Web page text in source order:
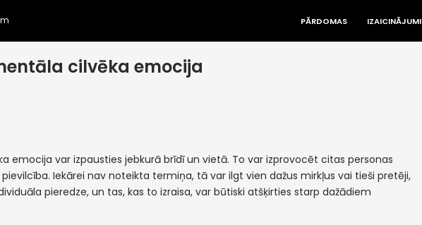
PĀRDOMAS IZAICINĀJUMI
cilvēka emocija
emocija var izpausties jebkurā brīdī un vietā. To var izprovocēt citas personas
pievilcība. Iekārei nav noteikta termiņa, tā var ilgt vien dažus mirkļus vai tieši pretēji,
pieredze, un tas, kas to izraisa, var būtiski atšķirties starp dažādiem